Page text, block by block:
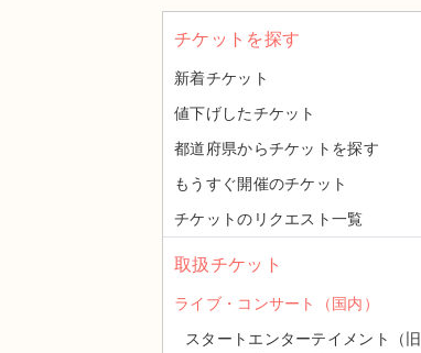
チケットを探す
新着チケット
値下げしたチケット
都道府県からチケットを探す
もうすぐ開催のチケット
チケットのリクエスト一覧
取扱チケット
ライブ・コンサート（国内）
スタートエンターテイメント（旧